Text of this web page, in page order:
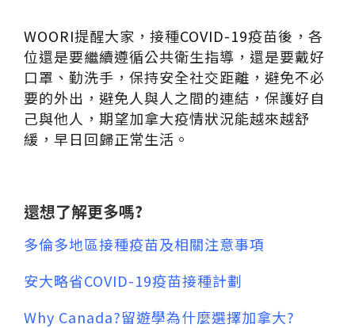
WOORI提醒大家，接種COVID-19疫苗後，各
位還是要繼續遵循公共衛生指導，還是要戴好
口罩、勤洗手，保持安全社交距離，避免不必
要的外出，避免人與人之間的連結，保護好自
己與他人，期望加拿大疫情狀況能越來越舒
緩，早日回歸正常生活。
還想了解更多嗎?
多倫多地區接種疫苗及相關注意事項
安大略省COVID-19疫苗接種計劃
Why Canada?留遊學為什麼選擇加拿大?